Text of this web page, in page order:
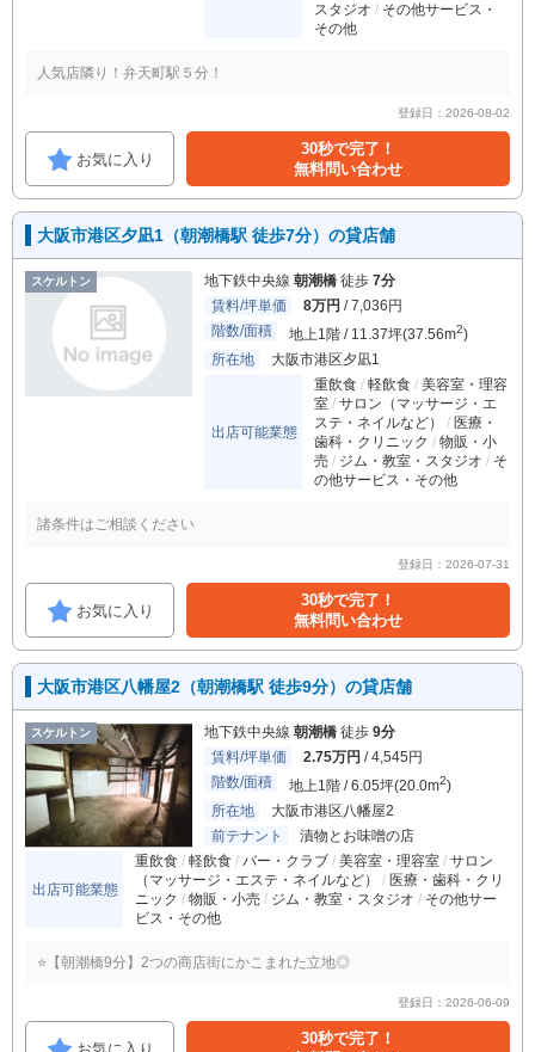
スタジオ
その他サービス・
その他
人気店隣り！弁天町駅５分！
登録日：2026-08-02
お気に入り
30秒で完了！
無料問い合わせ
大阪市港区夕凪1（朝潮橋駅 徒歩7分）の貸店舗
スケルトン 地下鉄中央線 朝潮橋 徒歩 7分
賃料/坪単価
8万円 / 7,036円
階数/面積
地上1階 / 11.37坪(37.56m2)
所在地
大阪市港区夕凪1
出店可能業態
重飲食 軽飲食
美容室・理容
室
サロン（マッサージ・エ
ステ・ネイルなど）
医療・
歯科・クリニック
物販・小
売
ジム・教室・スタジオ
そ
の他サービス・その他
諸条件はご相談ください
登録日：2026-07-31
お気に入り
30秒で完了！
無料問い合わせ
大阪市港区八幡屋2（朝潮橋駅 徒歩9分）の貸店舗
スケルトン 地下鉄中央線 朝潮橋 徒歩 9分
賃料/坪単価
2.75万円 / 4,545円
階数/面積
地上1階 / 6.05坪(20.0m2)
所在地
大阪市港区八幡屋2
前テナント
漬物とお味噌の店
出店可能業態
重飲食 軽飲食 バー・クラブ 美容室・理容室
サロン
（マッサージ・エステ・ネイルなど）
医療・歯科・クリ
ニック
物販・小売 ジム・教室・スタジオ
その他サー
ビス・その他
⭐【朝潮橋9分】2つの商店街にかこまれた立地◎
登録日：2026-06-09
お気に入り
30秒で完了！